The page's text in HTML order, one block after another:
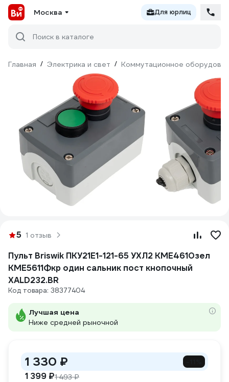
Москва Для юрлиц
Поиск в каталоге
Главная / Электрика и свет / Коммутационное
5 1 отзыв
Пульт Briswik ПКУ21Е1-121-65 УХЛ2 КМЕ4610зел
КМЕ5611Фкр один сальник пост кнопочный
XALD232.BR
Код товара: 38377404
Лучшая цена
Ниже средней рыночной
1 330 ₽
1 399 ₽1 493 ₽